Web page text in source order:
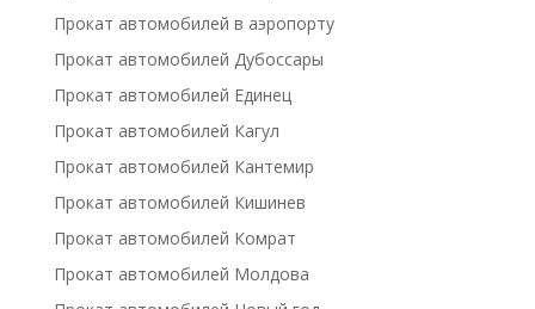
Прокат автомобилей в аэропорту
Прокат автомобилей Дубоссары
Прокат автомобилей Единец
Прокат автомобилей Кагул
Прокат автомобилей Кантемир
Прокат автомобилей Кишинев
Прокат автомобилей Комрат
Прокат автомобилей Молдова